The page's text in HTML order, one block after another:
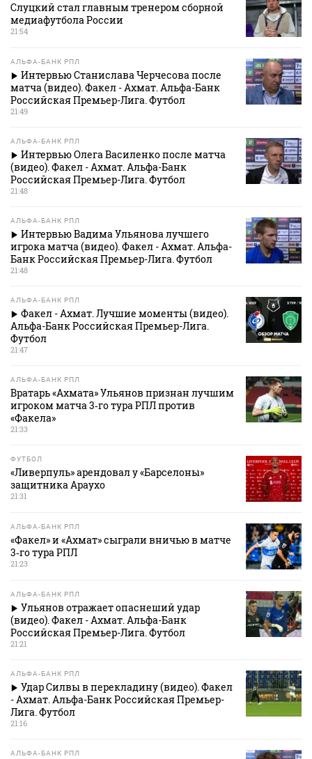
Слуцкий стал главным тренером сборной
медиафутбола России
21:54
АЛЬФА-БАНК РПЛ
Интервью Станислава Черчесова после
матча (видео). Факел - Ахмат. Альфа-Банк
Российская Премьер-Лига. Футбол
21:49
АЛЬФА-БАНК РПЛ
Интервью Олега Василенко после матча
(видео). Факел - Ахмат. Альфа-Банк
Российская Премьер-Лига. Футбол
21:48
АЛЬФА-БАНК РПЛ
Интервью Вадима Ульянова лучшего
игрока матча (видео). Факел - Ахмат. Альфа-
Банк Российская Премьер-Лига. Футбол
21:48
АЛЬФА-БАНК РПЛ
Факел - Ахмат. Лучшие моменты (видео).
Альфа-Банк Российская Премьер-Лига.
Футбол
21:47
АЛЬФА-БАНК РПЛ
Вратарь «Ахмата» Ульянов признан лучшим
игроком матча 3‑го тура РПЛ против
«Факела»
21:33
ФУТБОЛ
«Ливерпуль» арендовал у «Барселоны»
защитника Араухо
21:31
АЛЬФА-БАНК РПЛ
«Факел» и «Ахмат» сыграли вничью в матче
3‑го тура РПЛ
21:23
АЛЬФА-БАНК РПЛ
Ульянов отражает опаснеший удар
(видео). Факел - Ахмат. Альфа-Банк
Российская Премьер-Лига. Футбол
21:21
АЛЬФА-БАНК РПЛ
Удар Силвы в перекладину (видео). Факел
- Ахмат. Альфа-Банк Российская Премьер-
Лига. Футбол
21:16
АЛЬФА-БАНК РПЛ